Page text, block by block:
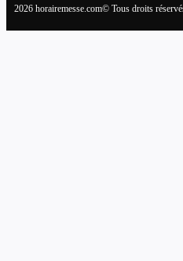
2026 horairemesse.com© Tous droits